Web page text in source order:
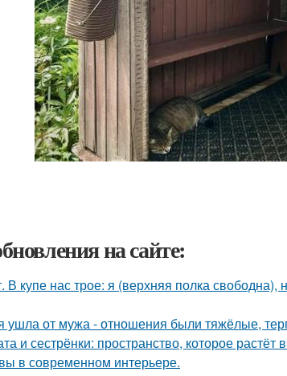
на сайте:
В купе нас трое: я (верхняя полка
ушла от мужа - отношения были тяжёлые,
и сестрёнки: пространство, которое растёт
в современном интерьере.